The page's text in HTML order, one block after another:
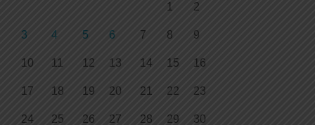
1 2
3 4 5 6 7 8 9
10 11 12 13 14 15 16
17 18 19 20 21 22 23
24 25 26 27 28 29 30